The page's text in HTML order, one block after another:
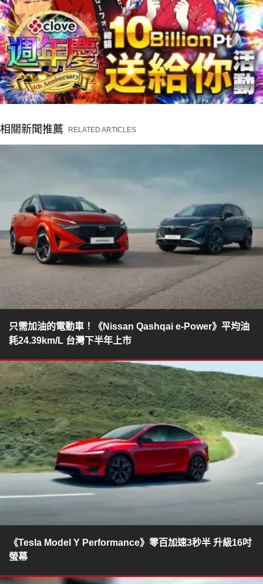
相關新聞推薦 RELATED ARTICLES
只需加油的電動車！《Nissan Qashqai e-Power》平均油
耗24.39km/L 台灣下半年上市
《Tesla Model Y Performance》零百加速3秒半 升級16吋
螢幕